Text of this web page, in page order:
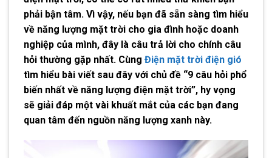
phải bận tâm. Vì vậy, nếu bạn đã sẵn sàng tìm hiểu
về năng lượng mặt trời cho gia đình hoặc doanh
nghiệp của mình, đây là câu trả lời cho chính câu
hỏi thường gặp nhất. Cùng Điện mặt trời điện gió
tìm hiểu bài viết sau đây với chủ đề “9 câu hỏi phổ
biến nhất về năng lượng điện mặt trời”, hy vọng
sẽ giải đáp một vài khuất mắt của các bạn đang
quan tâm đến nguồn năng lượng xanh này.